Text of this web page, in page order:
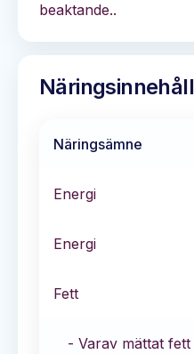
beaktande..
Näringsinnehåll
Näringsämne
Energi
Energi
Fett
- Varav mättat fett